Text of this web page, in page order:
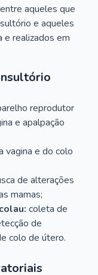
aqueles que
e aqueles
realizados em
reprodutor
e apalpação
vagina e do colo
de alterações
mamas;
coleta de
de
colo de útero.